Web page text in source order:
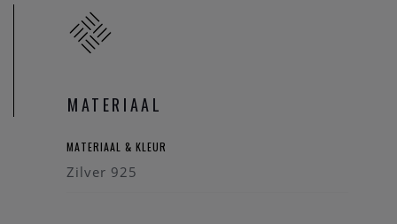
MATERIAAL
MATERIAAL & KLEUR
Zilver 925